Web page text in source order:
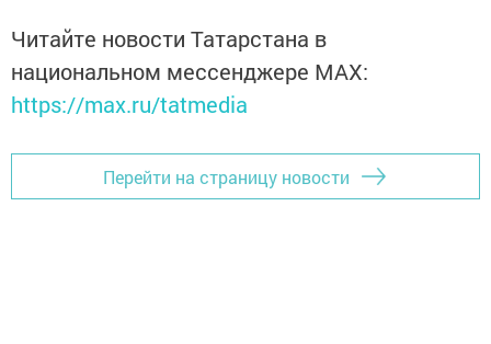
Читайте новости Татарстана в
национальном мессенджере MАХ:
https://max.ru/tatmedia
Перейти на страницу новости